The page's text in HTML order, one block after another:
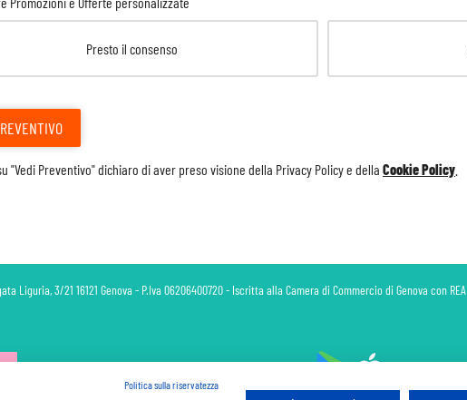
Presto il consenso
"Vedi Preventivo" dichiaro di aver preso visione della Privacy Policye della Cookie Policy
3/21 16121 Genova - P.Iva 06206400720 - Iscritta alla Camera di Commercio di Genova con REA
Politica sulla riservatezza